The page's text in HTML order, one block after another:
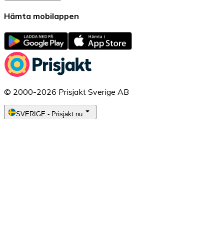
Hämta mobilappen
© 2000-2026 Prisjakt Sverige AB
SVERIGE - Prisjakt.nu